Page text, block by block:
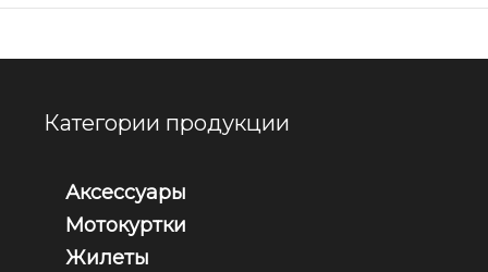
Категории продукции
Аксессуары
Мотокуртки
Жилеты